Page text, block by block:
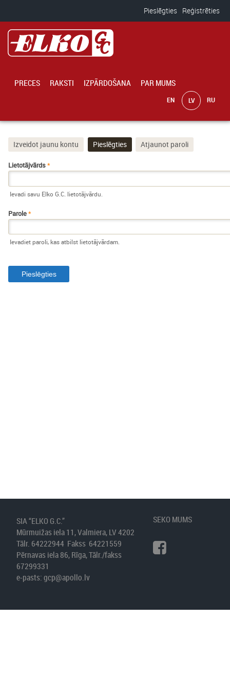
Pieslēgties Reģistrēties
PRECES RAKSTI IZPĀRDOŠANA PAR MUMS
Primārās cilnes
Izveidot jaunu kontu Pieslēgties(aktīvā cilne)
Atjaunot paroli
Lietotājvārds*
Ievadi savu Elko G.C. lietotājvārdu.
Parole*
Ievadiet paroli, kas atbilst lietotājvārdam.
SIA “ELKO G.C.”
Mūrmuižas iela 11, Valmiera, LV 4202
Tālr. 64222944 Fakss 64221559
Pērnavas iela 86, Rīga, Tālr./fakss
67299331
e-pasts:gcp@apollo.lv
SEKO MUMS